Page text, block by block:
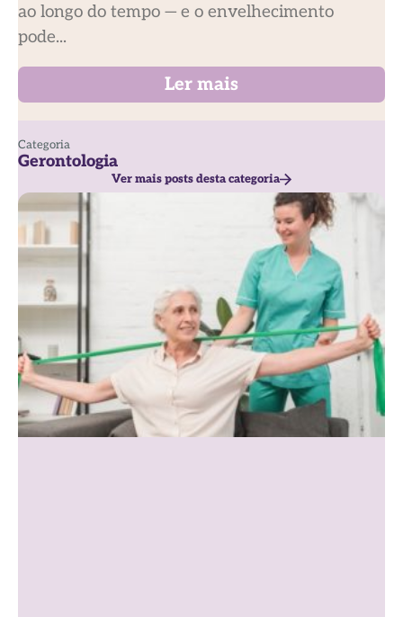
ao longo do tempo — e o envelhecimento
pode...
Ler mais
Categoria
Gerontologia
Ver mais posts desta categoria